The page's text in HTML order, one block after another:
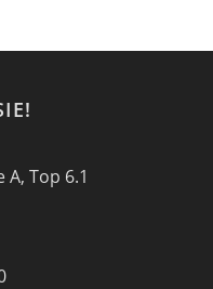
Top 6.1